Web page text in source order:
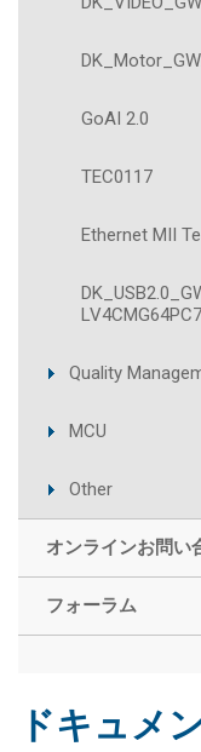
GoAI 2.0
TEC0117
Ethernet MII
Quality
MCU
Other
オンラインお問い
フォーラム
ドキュメ